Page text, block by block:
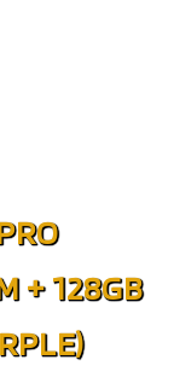
+ 128GB